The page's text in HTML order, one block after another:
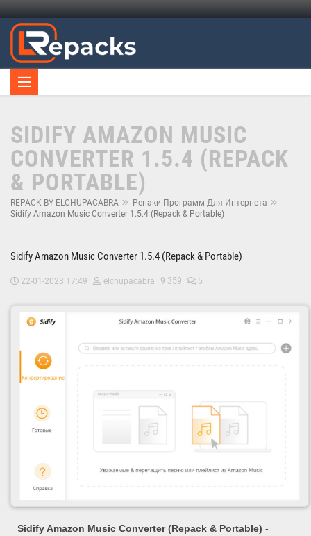
SIDIFY AMAZON MUSIC
CONVERTER 1.5.4 (REPACK
& PORTABLE)
REPACK BY ELCHUPACABRA
Репаки Программ Для Интернета
Sidify Amazon Music Converter 1.5.4 (Repack & Portable)
Sidify Amazon Music Converter 1.5.4 (Repack & Portable)
22-01-2023 17:49 elchupacabra 9 359 5
Sidify Amazon Music Converter (Repack & Portable) -